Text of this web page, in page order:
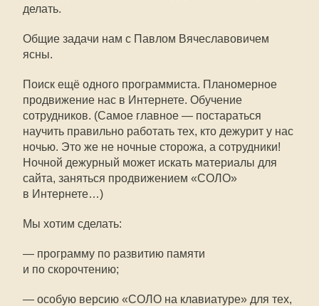
делать.
Общие задачи нам с Павлом Вячеславовичем
ясны.
Поиск ещё одного программиста. Планомерное
продвижение нас в Интернете. Обучение
сотрудников. (Самое главное — постараться
научить правильно работать тех, кто дежурит у нас
ночью. Это же не ночные сторожа, а сотрудники!
Ночной дежурный может искать материалы для
сайта, заняться продвижением «СОЛО»
в Интернете…)
Мы хотим сделать:
— программу по развитию памяти
и по скорочтению;
— особую версию «СОЛО на клавиатуре» для тех,